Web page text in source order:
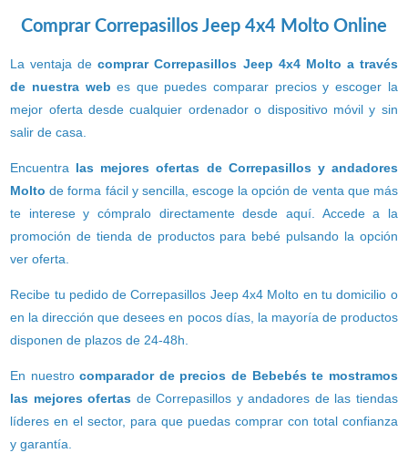
Comprar Correpasillos Jeep 4x4 Molto Online
La ventaja decomprar Correpasillos Jeep 4x4 Molto a través
de nuestra web es que puedes comparar precios y escoger la
mejor oferta desde cualquier ordenador o dispositivo móvil y sin
salir de casa.
Encuentra las mejores ofertas de Correpasillos y andadores
Molto de forma fácil y sencilla, escoge la opción de venta que más
te interese y cómpralo directamente desde aquí. Accede a la
promoción de tienda de productos para bebé pulsando la opción
ver oferta.
Recibe tu pedido de Correpasillos Jeep 4x4 Molto en tu domicilio o
en la dirección que desees en pocos días, la mayoría de productos
disponen de plazos de 24-48h.
En nuestrocomparador de precios de Bebebés te mostramos
las mejores ofertas de Correpasillos y andadores de las tiendas
líderes en el sector, para que puedas comprar con total confianza
y garantía.